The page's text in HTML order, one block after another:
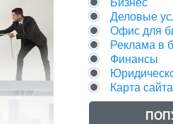
Деловые
Офис для
Реклама в
Финансы
Карта сайта